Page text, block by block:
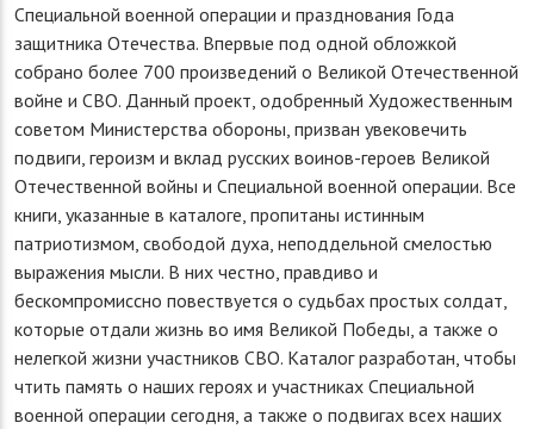
Специальной военной операции и празднования Года
защитника Отечества. Впервые под одной обложкой
собрано более 700 произведений о Великой Отечественной
войне и СВО. Данный проект, одобренный Художественным
советом Министерства обороны, призван увековечить
подвиги, героизм и вклад русских воинов-героев Великой
Отечественной войны и Специальной военной операции. Все
книги, указанные в каталоге, пропитаны истинным
патриотизмом, свободой духа, неподдельной смелостью
выражения мысли. В них честно, правдиво и
бескомпромиссно повествуется о судьбах простых солдат,
которые отдали жизнь во имя Великой Победы, а также о
нелегкой жизни участников СВО. Каталог разработан, чтобы
чтить память о наших героях и участниках Специальной
военной операции сегодня, а также о подвигах всех наших